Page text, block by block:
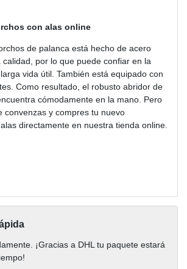
con alas online
de palanca está hecho de acero
calidad, por lo que puede confiar en la
vida útil. También está equipado con
Como resultado, el robusto abridor de
cómodamente en la mano. Pero
convenzas y compres tu nuevo
directamente en nuestra tienda online.
¡Gracias a DHL tu paquete estará